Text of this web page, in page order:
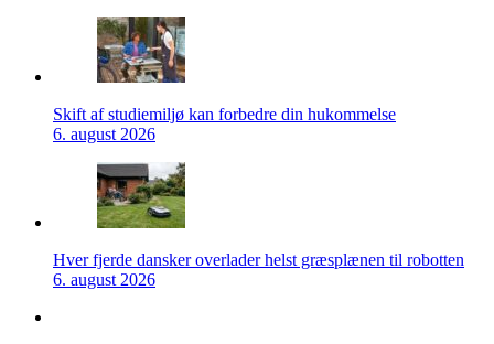
Skift af studiemiljø kan forbedre din hukommelse
6. august 2026
Hver fjerde dansker overlader helst græsplænen til robotten
6. august 2026